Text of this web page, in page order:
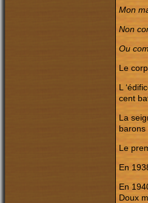
Mon
Non
Ou
Le
L
cent
La
barons
Le
En
En
Doux